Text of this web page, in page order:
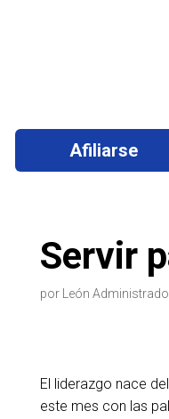
Afiliarse
Servir
por León
El liderazgo nace
este mes con las